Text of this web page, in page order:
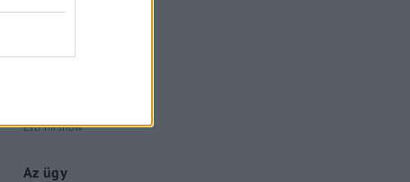
talk-show
Hópelyhek olvadása
Esti hírshow
Az ügy